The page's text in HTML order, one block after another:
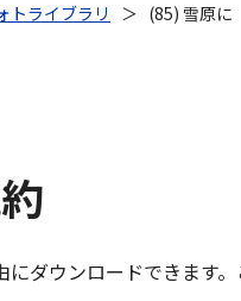
トライブラリ ＞ (85) 雪原
にダウンロードできます